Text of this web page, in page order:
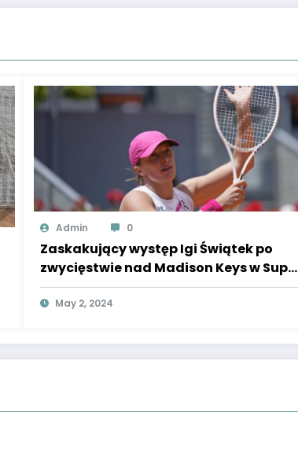
Admin 0
Zaskakujący występ Igi Świątek po
zwycięstwie nad Madison Keys w Super
Express.
May 2, 2024